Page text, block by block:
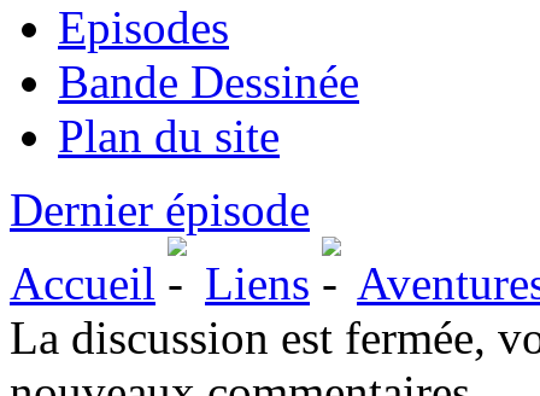
Episodes
Bande Dessinée
Plan du site
Dernier épisode
Accueil
Liens
La discussion est fermée,